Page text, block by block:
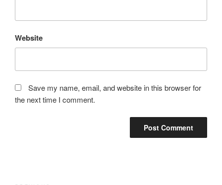
Website
Save my name, email, and website in this browser for
the next time I comment.